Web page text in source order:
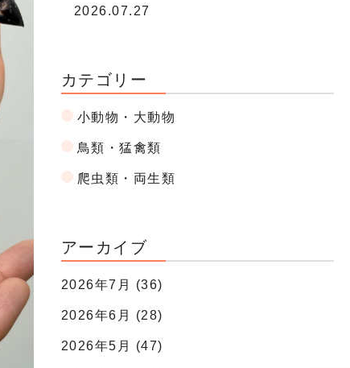
2026.07.27
カテゴリー
小動物・大動物
鳥類・猛禽類
爬虫類・両生類
アーカイブ
2026年7月 (36)
2026年6月 (28)
2026年5月 (47)